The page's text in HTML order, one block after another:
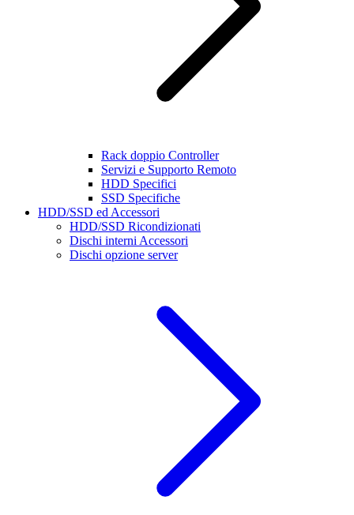
Rack doppio Controller
Servizi e Supporto Remoto
HDD Specifici
SSD Specifiche
HDD/SSD ed Accessori
HDD/SSD Ricondizionati
Dischi interni Accessori
Dischi opzione server